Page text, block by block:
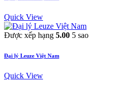
Quick View
Được xếp hạng 5.00 5 sao
Đại lý Leuze Việt Nam
Quick View